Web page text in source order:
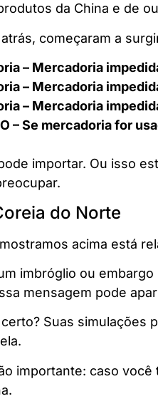
da China e de
começaram a
– Mercadoria
– Mercadoria
– Mercadoria
– Se mercadoria for
importar. Ou isso
do Norte
acima está
imbróglio ou
mensagem pode
Suas simulações
importante: caso